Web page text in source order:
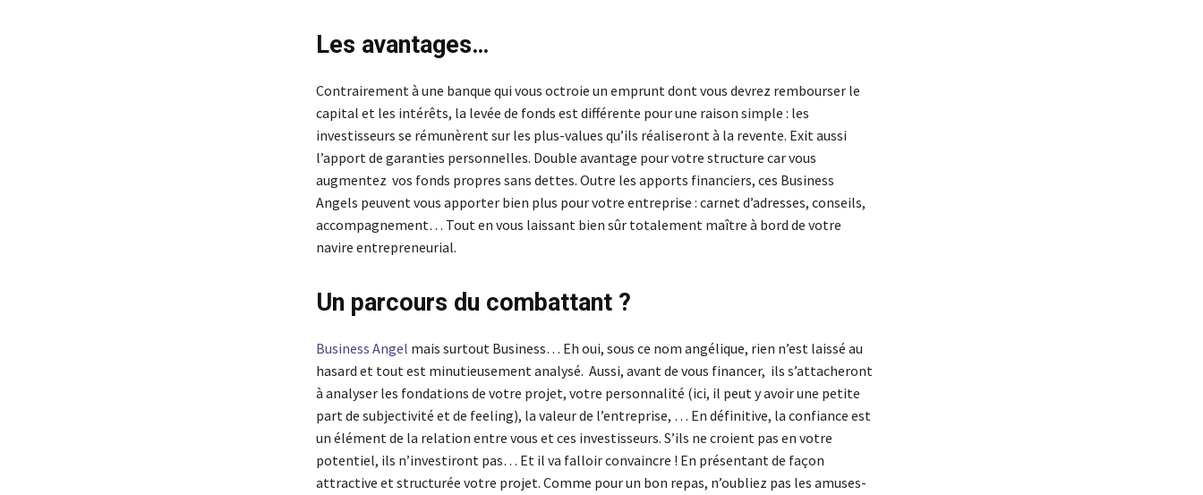
Les avantages…
Contrairement à une banque qui vous octroie un emprunt dont vous devrez rembourser le
capital et les intérêts, la levée de fonds est différente pour une raison simple : les
investisseurs se rémunèrent sur les plus-values qu’ils réaliseront à la revente. Exit aussi
l’apport de garanties personnelles. Double avantage pour votre structure car vous
augmentez vos fonds propres sans dettes. Outre les apports financiers, ces Business
Angels peuvent vous apporter bien plus pour votre entreprise : carnet d’adresses, conseils,
accompagnement… Tout en vous laissant bien sûr totalement maître à bord de votre
navire entrepreneurial.
Un parcours du combattant ?
Business Angel mais surtout Business… Eh oui, sous ce nom angélique, rien n’est laissé au
hasard et tout est minutieusement analysé. Aussi, avant de vous financer, ils s’attacheront
à analyser les fondations de votre projet, votre personnalité (ici, il peut y avoir une petite
part de subjectivité et de feeling), la valeur de l’entreprise, … En définitive, la confiance est
un élément de la relation entre vous et ces investisseurs. S’ils ne croient pas en votre
potentiel, ils n’investiront pas… Et il va falloir convaincre ! En présentant de façon
attractive et structurée votre projet. Comme pour un bon repas, n’oubliez pas les amuses-